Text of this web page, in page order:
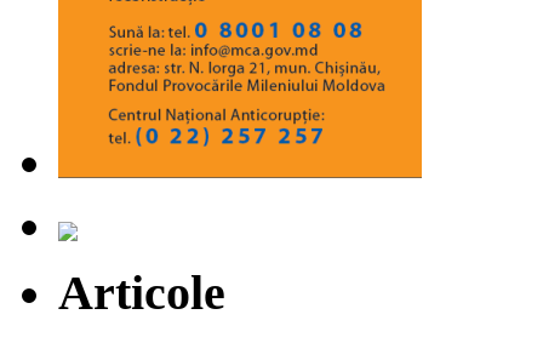
Articole